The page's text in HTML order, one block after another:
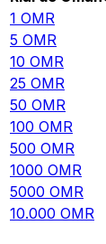
1 OMR
5 OMR
10 OMR
25 OMR
50 OMR
100 OMR
500 OMR
1000 OMR
5000 OMR
10.000 OMR